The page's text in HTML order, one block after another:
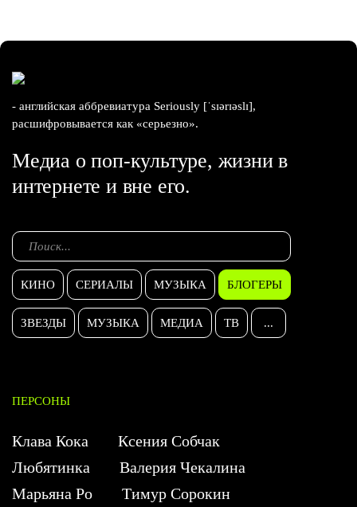
- английская аббревиатура Seriously [ˈsɪərɪəslɪ],
расшифровывается как «серьезно».
Медиа о поп-культуре, жизни в
интернете и вне его.
КИНО СЕРИАЛЫ МУЗЫКА БЛОГЕРЫ
ЗВЕЗДЫ МУЗЫКА МЕДИА ТВ ...
ПЕРСОНЫ
Клава Кока
Ксения Собчак
Любятинка
Валерия Чекалина
Марьяна Ро
Тимур Сорокин